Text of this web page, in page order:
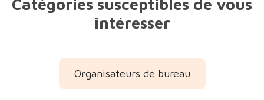
Catégories susceptibles de vous
intéresser
Organisateurs de bureau